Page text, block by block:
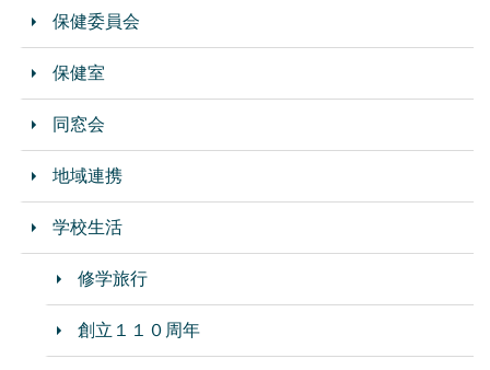
保健委員会
保健室
同窓会
地域連携
学校生活
修学旅行
創立１１０周年